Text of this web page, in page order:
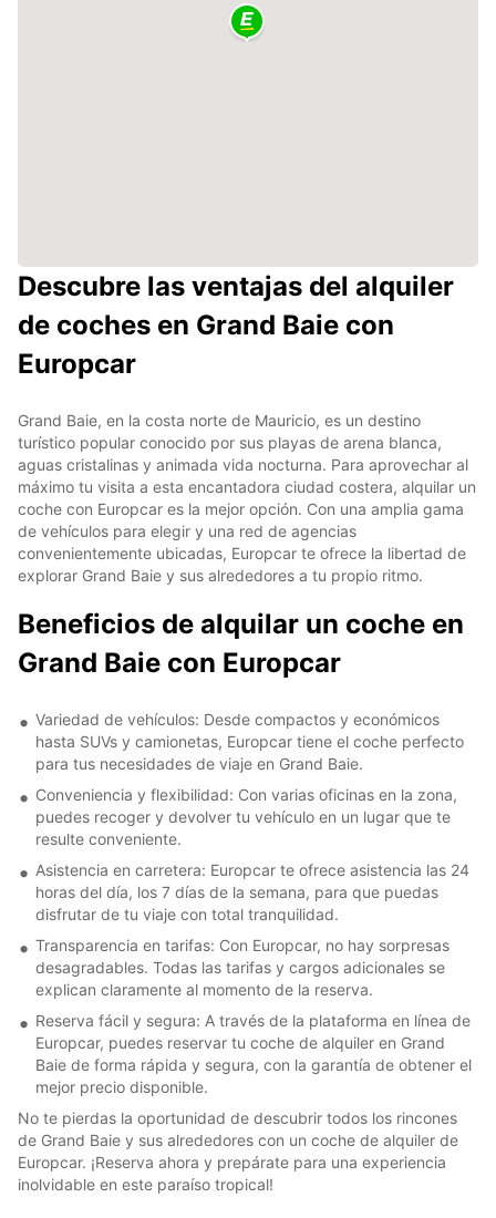
Descubre las ventajas del alquiler
de coches en Grand Baie con
Europcar
Grand Baie, en la costa norte de Mauricio, es un destino
turístico popular conocido por sus playas de arena blanca,
aguas cristalinas y animada vida nocturna. Para aprovechar al
máximo tu visita a esta encantadora ciudad costera, alquilar un
coche con Europcar es la mejor opción. Con una amplia gama
de vehículos para elegir y una red de agencias
convenientemente ubicadas, Europcar te ofrece la libertad de
explorar Grand Baie y sus alrededores a tu propio ritmo.
Beneficios de alquilar un coche en
Grand Baie con Europcar
Variedad de vehículos: Desde compactos y económicos
hasta SUVs y camionetas, Europcar tiene el coche perfecto
para tus necesidades de viaje en Grand Baie.
Conveniencia y flexibilidad: Con varias oficinas en la zona,
puedes recoger y devolver tu vehículo en un lugar que te
resulte conveniente.
Asistencia en carretera: Europcar te ofrece asistencia las 24
horas del día, los 7 días de la semana, para que puedas
disfrutar de tu viaje con total tranquilidad.
Transparencia en tarifas: Con Europcar, no hay sorpresas
desagradables. Todas las tarifas y cargos adicionales se
explican claramente al momento de la reserva.
Reserva fácil y segura: A través de la plataforma en línea de
Europcar, puedes reservar tu coche de alquiler en Grand
Baie de forma rápida y segura, con la garantía de obtener el
mejor precio disponible.
No te pierdas la oportunidad de descubrir todos los rincones
de Grand Baie y sus alrededores con un coche de alquiler de
Europcar. ¡Reserva ahora y prepárate para una experiencia
inolvidable en este paraíso tropical!